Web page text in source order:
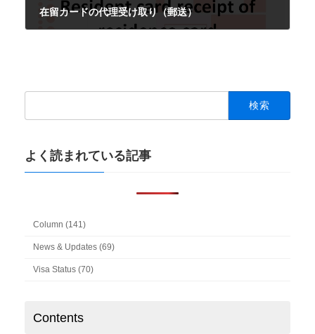
在留カードの代理受け取り（郵送）
検
よく読まれている記事
Column (141)
News & Updates (69)
Visa Status (70)
Contents